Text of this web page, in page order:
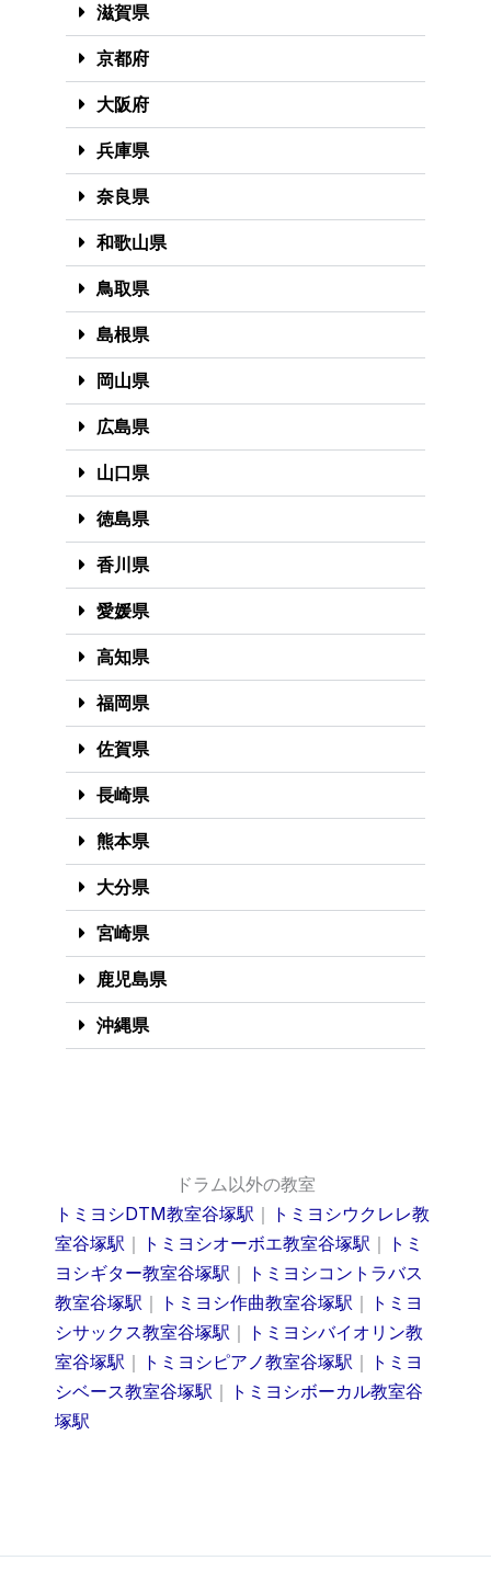
滋賀県
京都府
大阪府
兵庫県
奈良県
和歌山県
鳥取県
島根県
岡山県
広島県
山口県
徳島県
香川県
愛媛県
高知県
福岡県
佐賀県
長崎県
熊本県
大分県
宮崎県
鹿児島県
沖縄県
ドラム以外の教室
トミヨシDTM教室谷塚駅 ｜ トミヨシウクレレ教
室谷塚駅 ｜ トミヨシオーボエ教室谷塚駅 ｜ トミ
ヨシギター教室谷塚駅 ｜ トミヨシコントラバス
教室谷塚駅 ｜ トミヨシ作曲教室谷塚駅 ｜ トミヨ
シサックス教室谷塚駅 ｜ トミヨシバイオリン教
室谷塚駅 ｜ トミヨシピアノ教室谷塚駅 ｜ トミヨ
シベース教室谷塚駅 ｜ トミヨシボーカル教室谷
塚駅